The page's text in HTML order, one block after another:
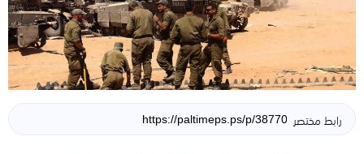
رابط مختصر